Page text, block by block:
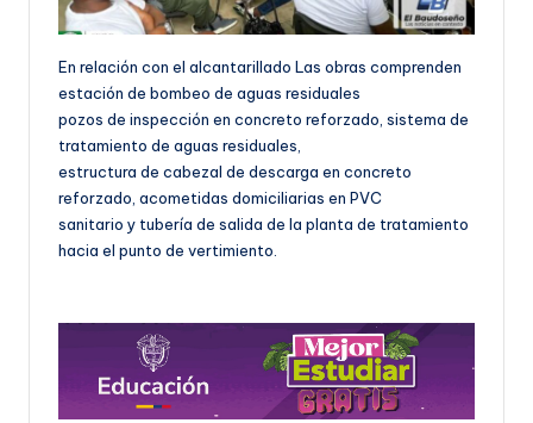
En relación con el alcantarillado Las obras comprenden
estación de bombeo de aguas residuales
pozos de inspección en concreto reforzado, sistema de
tratamiento de aguas residuales,
estructura de cabezal de descarga en concreto
reforzado, acometidas domiciliarias en PVC
sanitario y tubería de salida de la planta de tratamiento
hacia el punto de vertimiento.